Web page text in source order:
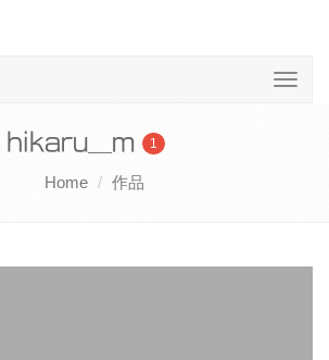
hikaru__m 1
Home 作品